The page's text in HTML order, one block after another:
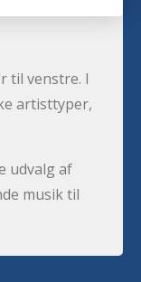
til venstre. I
artisttyper,
udvalg af
musik til